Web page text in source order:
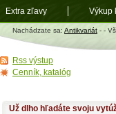
Nachádzate sa: Antikvariát - -
Už dlho hľadáte svoju
Rss výstup
Cenník, katalóg
Extra zľavy Výkup